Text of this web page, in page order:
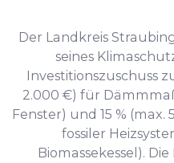
Der Landkreis
seines
Investitionszuschuss
2.000 €) für
Fenster) und 15 %
fossiler
Biomassekessel).